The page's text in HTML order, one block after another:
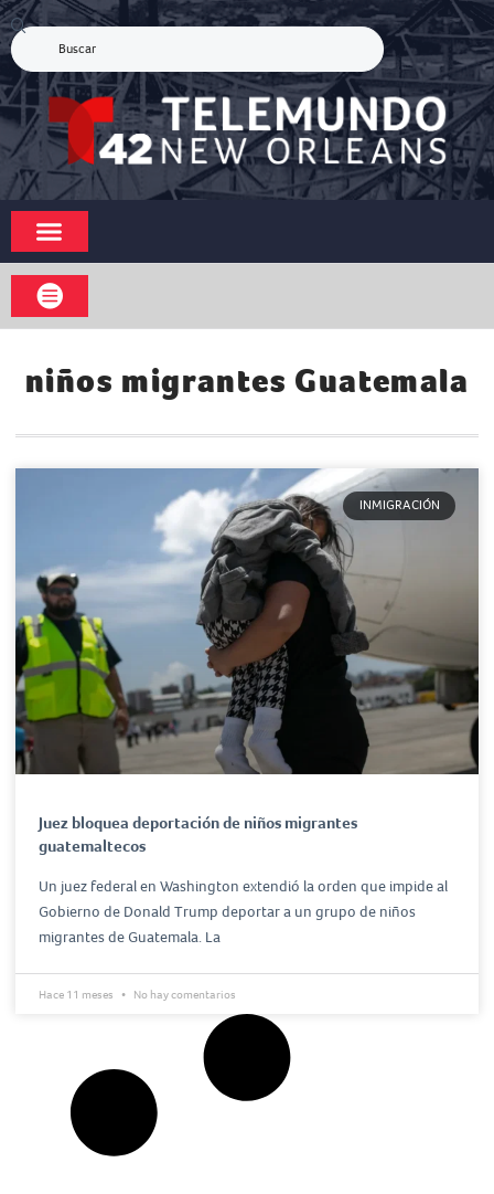
niños migrantes Guatemala
INMIGRACIÓN
Juez bloquea deportación de niños migrantes
guatemaltecos
Un juez federal en Washington extendió la orden que impide al
Gobierno de Donald Trump deportar a un grupo de niños
migrantes de Guatemala. La
Hace 11 meses No hay comentarios